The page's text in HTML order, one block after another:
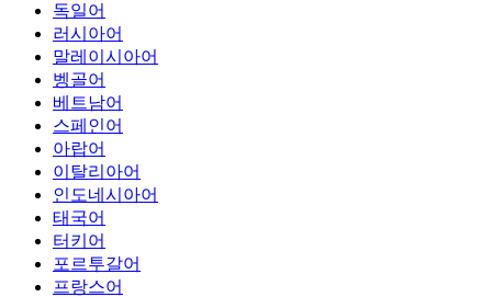
독일어
러시아어
말레이시아어
벵골어
베트남어
스페인어
아랍어
이탈리아어
인도네시아어
태국어
터키어
포르투갈어
프랑스어